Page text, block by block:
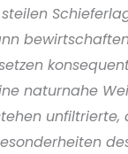
naturnahe
unfiltrierte,